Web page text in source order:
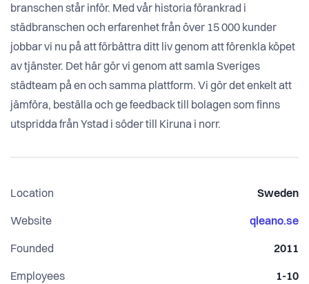
branschen står inför. Med vår historia förankrad i
städbranschen och erfarenhet från över 15 000 kunder
jobbar vi nu på att förbättra ditt liv genom att förenkla köpet
av tjänster. Det här gör vi genom att samla Sveriges
städteam på en och samma plattform. Vi gör det enkelt att
jämföra, beställa och ge feedback till bolagen som finns
utspridda från Ystad i söder till Kiruna i norr.
Location Sweden
Website qleano.se
Founded 2011
Employees 1-10